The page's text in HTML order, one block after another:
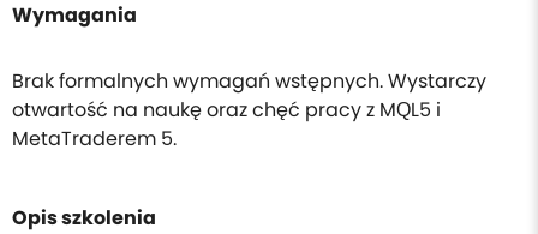
Wymagania
Brak formalnych wymagań wstępnych. Wystarczy
otwartość na naukę oraz chęć pracy z MQL5 i
MetaTraderem 5.
Opis szkolenia